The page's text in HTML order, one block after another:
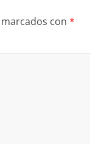
con *